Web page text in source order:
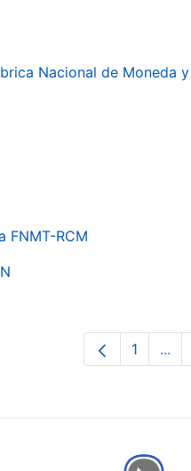
Nacional de Moneda
FNMT-RCM
Página
1 ...